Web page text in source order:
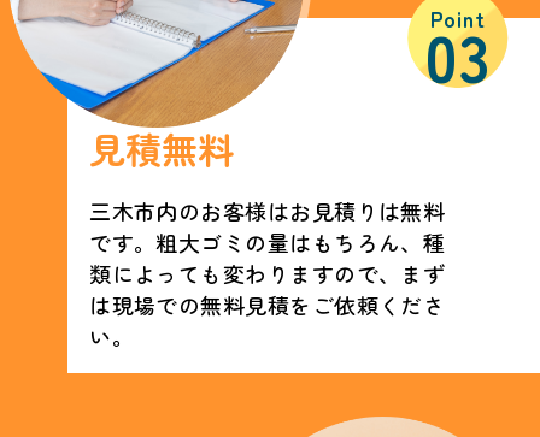
Point
03
見積無料
三木市内のお客様はお見積りは無料
です。粗大ゴミの量はもちろん、種
類によっても変わりますので、まず
は現場での無料見積をご依頼くださ
い。